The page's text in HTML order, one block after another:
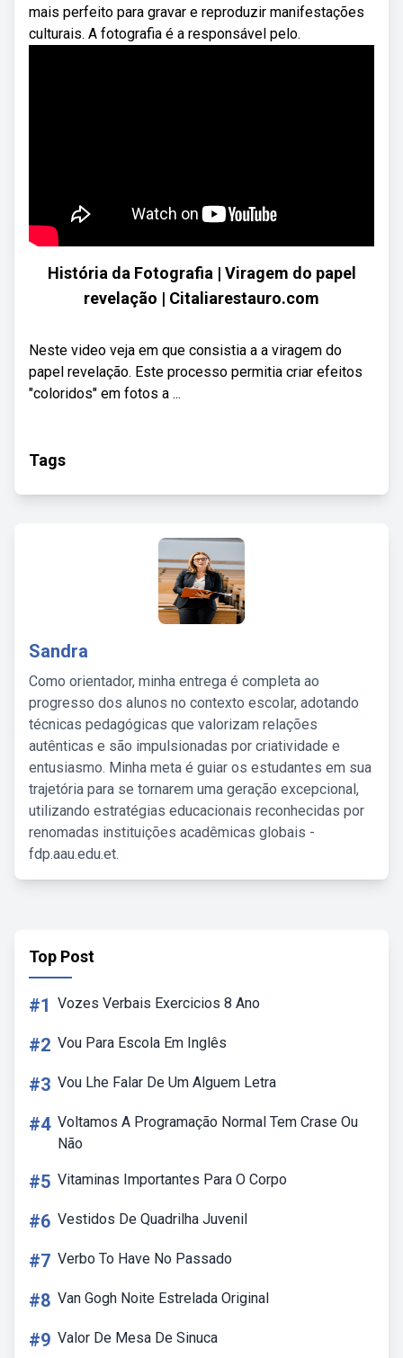
mais perfeito para gravar e reproduzir manifestações
culturais. A fotografia é a responsável pelo.
História da Fotografia | Viragem do papel
revelação | Citaliarestauro.com
Neste video veja em que consistia a a viragem do
papel revelação. Este processo permitia criar efeitos
"coloridos" em fotos a ...
Tags
Sandra
Como orientador, minha entrega é completa ao
progresso dos alunos no contexto escolar, adotando
técnicas pedagógicas que valorizam relações
autênticas e são impulsionadas por criatividade e
entusiasmo. Minha meta é guiar os estudantes em sua
trajetória para se tornarem uma geração excepcional,
utilizando estratégias educacionais reconhecidas por
renomadas instituições acadêmicas globais -
fdp.aau.edu.et.
Top Post
#1 Vozes Verbais Exercicios 8 Ano
#2 Vou Para Escola Em Inglês
#3 Vou Lhe Falar De Um Alguem Letra
#4 Voltamos A Programação Normal Tem Crase Ou
Não
#5 Vitaminas Importantes Para O Corpo
#6 Vestidos De Quadrilha Juvenil
#7 Verbo To Have No Passado
#8 Van Gogh Noite Estrelada Original
#9 Valor De Mesa De Sinuca